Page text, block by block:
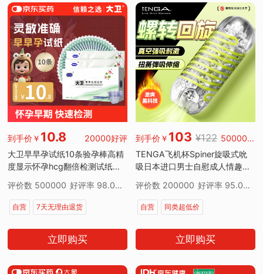
到手价￥ 10.8
20000好评
大卫早早孕试纸10条验孕棒高精
度显示怀孕hcg翻倍检测试纸一
评价数 500000 好评率 98.00%
自营 7天无理由退货
立即购买
到手价￥ 103 ¥122
50000好评
TENGA飞机杯Spiner旋吸式吮
吸日本进口男士自慰成人情趣用
评价数 200000 好评率 95.00%
自营 同类超低价
7天无理由退货 超级补贴
立即购买